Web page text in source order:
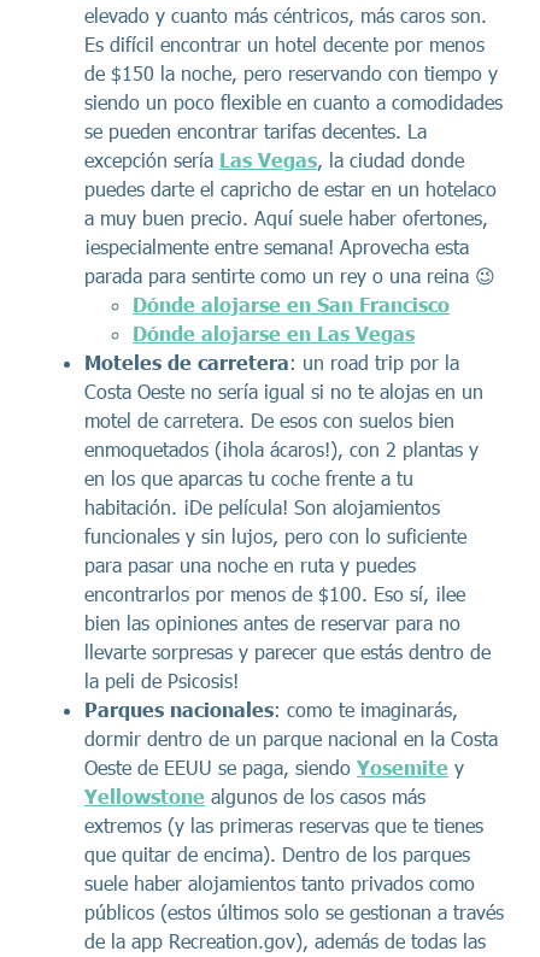
elevado y cuanto más céntricos, más caros son.
Es difícil encontrar un hotel decente por menos
de $150 la noche, pero reservando con tiempo y
siendo un poco flexible en cuanto a comodidades
se pueden encontrar tarifas decentes. La
excepción sería Las Vegas, la ciudad donde
puedes darte el capricho de estar en un hotelaco
a muy buen precio. Aquí suele haber ofertones,
¡especialmente entre semana! Aprovecha esta
parada para sentirte como un rey o una reina 😉
Dónde alojarse en San Francisco
Dónde alojarse en Las Vegas
Moteles de carretera: un road trip por la
Costa Oeste no sería igual si no te alojas en un
motel de carretera. De esos con suelos bien
enmoquetados (¡hola ácaros!), con 2 plantas y
en los que aparcas tu coche frente a tu
habitación. ¡De película! Son alojamientos
funcionales y sin lujos, pero con lo suficiente
para pasar una noche en ruta y puedes
encontrarlos por menos de $100. Eso sí, ¡lee
bien las opiniones antes de reservar para no
llevarte sorpresas y parecer que estás dentro de
la peli de Psicosis!
Parques nacionales: como te imaginarás,
dormir dentro de un parque nacional en la Costa
Oeste de EEUU se paga, siendo Yosemite y
Yellowstone algunos de los casos más
extremos (y las primeras reservas que te tienes
que quitar de encima). Dentro de los parques
suele haber alojamientos tanto privados como
públicos (estos últimos solo se gestionan a través
de la app Recreation.gov), además de todas las